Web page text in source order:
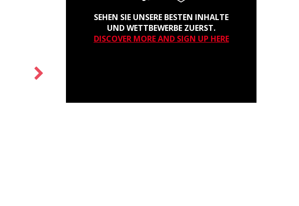
SEHEN SIE UNSERE BESTEN INHALTE
UND WETTBEWERBE ZUERST.
DISCOVER MORE AND SIGN UP HERE